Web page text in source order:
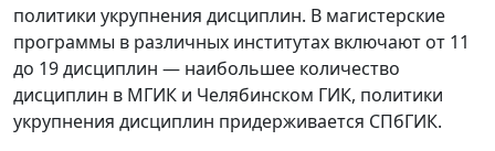
политики укрупнения дисциплин. В магистерские
программы в различных институтах включают от 11
до 19 дисциплин — наибольшее количество
дисциплин в МГИК и Челябинском ГИК, политики
укрупнения дисциплин придерживается СПбГИК.